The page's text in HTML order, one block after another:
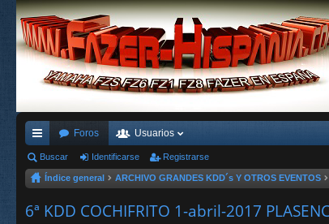
nl
ac
es
Foros Usuarios
Buscar Identificarse Registrarse
Índice general ARCHIVO GRANDES KDD´s Y OTROS EVENTOS
6ª KDD COCHIFRITO 1-abril-2017